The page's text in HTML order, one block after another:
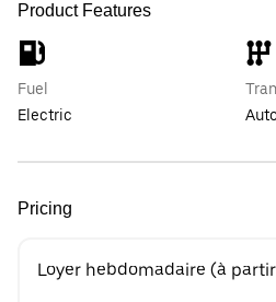
Product Features
Fuel
Electric
Pricing
Loyer hebdomadaire (à